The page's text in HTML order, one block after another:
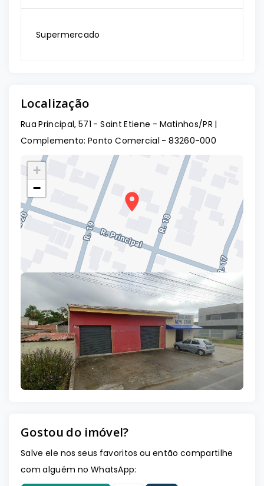
Supermercado
Localização
Rua Principal, 571 - Saint Etiene - Matinhos/PR |
Complemento: Ponto Comercial - 83260-000
+
−
Leaflet
Gostou do imóvel?
Salve ele nos seus favoritos ou então compartilhe
com alguém no WhatsApp: